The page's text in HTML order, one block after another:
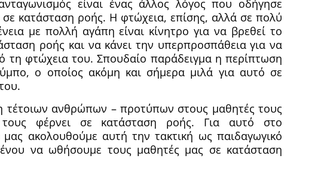
είναι ένας άλλος λόγος που οδήγησε
κατάσταση ροής. Η φτώχεια, επίσης, αλλά σε πολύ
με πολλή αγάπη είναι κίνητρο για να βρεθεί το
ροής και να κάνει την υπερπροσπάθεια για να
τη φτώχεια του. Σπουδαίο παράδειγμα η περίπτωση
ο οποίος ακόμη και σήμερα μιλά για αυτό σε
τέτοιων ανθρώπων – προτύπων στους μαθητές τους
τους φέρνει σε κατάσταση ροής. Για αυτό στο
μας ακολουθούμε αυτή την τακτική ως παιδαγωγικό
να ωθήσουμε τους μαθητές μας σε κατάσταση